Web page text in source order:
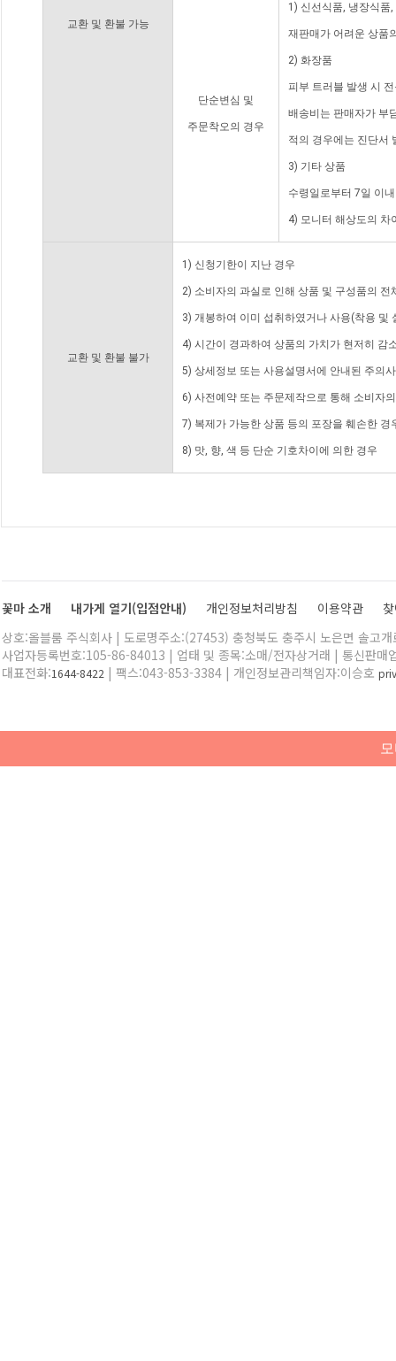
교환 및 환불 가능
단순변심 및
주문착오의 경우
1) 신선식품, 냉장식품
재판매가 어려운 상품
2) 화장품
피부 트러블 발생 시
배송비는 판매자가 부
적의 경우에는 진단서
3) 기타 상품
수령일로부터 7일 이
4) 모니터 해상도의 차
교환 및 환불 불가
1) 신청기한이 지난 경우
2) 소비자의 과실로 인해 상품 및 구성품의
3) 개봉하여 이미 섭취하였거나 사용(착용 및
4) 시간이 경과하여 상품의 가치가 현저히 감
5) 상세정보 또는 사용설명서에 안내된 주의
6) 사전예약 또는 주문제작으로 통해 소비자
7) 복제가 가능한 상품 등의 포장을 훼손한 경
8) 맛, 향, 색 등 단순 기호차이에 의한 경우
꽃마 소개 내가게 열기(입점안내) 개인정보처리방침 이용약관
상호:올블룸 주식회사 | 도로명주소:(27453) 충청북도 충주시 노은면 솔고
사업자등록번호:105-86-84013 | 업태 및 종목:소매/전자상거래 | 통신판매
대표전화:1644-8422 | 팩스:043-853-3384 | 개인정보관리책임자:이승호